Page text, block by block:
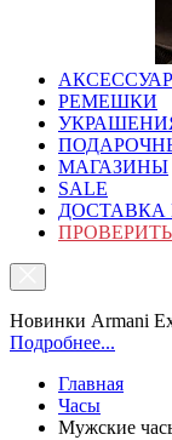
РЕМЕШКИ
МАГАЗИНЫ
SALE
ДОСТАВКА
Новинки Armani
Подробнее...
Главная
Часы
Мужские